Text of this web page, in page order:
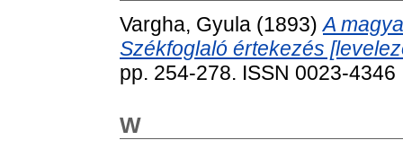
Vargha, Gyula (1893)A
Székfoglaló értekezés
pp. 254-278. ISSN 0023-4346
W